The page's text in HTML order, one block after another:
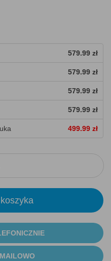
579.99 zł
579.99 zł
579.99 zł
579.99 zł
499.99 zł